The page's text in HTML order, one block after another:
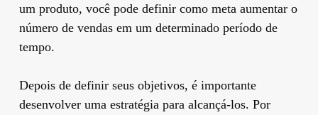
um produto, você pode definir como meta aumentar o
número de vendas em um determinado período de
tempo.
Depois de definir seus objetivos, é importante
desenvolver uma estratégia para alcançá-los. Por